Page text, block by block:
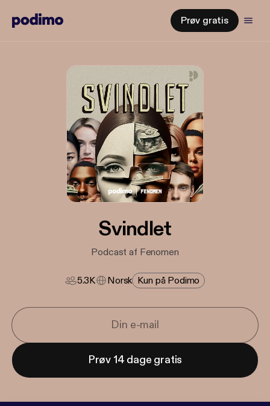
Prøv gratis
Svindlet
Podcast af Fenomen
5.3K Norsk Kun på Podimo
Prøv 14 dage gratis